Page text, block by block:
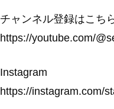
チャンネル登録はこち
https://youtube.com/
Instagram
https://instagram.com/